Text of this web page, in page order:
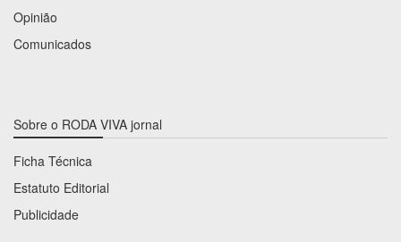
Opinião
Comunicados
Sobre o RODA VIVA jornal
Ficha Técnica
Estatuto Editorial
Publicidade